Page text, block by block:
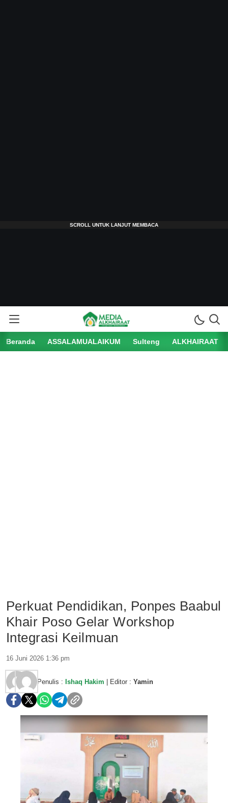
Beranda ASSALAMUALAIKUM Sulteng ALKHAIRAAT
Perkuat Pendidikan, Ponpes Baabul
Khair Poso Gelar Workshop
Integrasi Keilmuan
16 Juni 2026 1:36 pm
Penulis : Ishaq Hakim | Editor : Yamin